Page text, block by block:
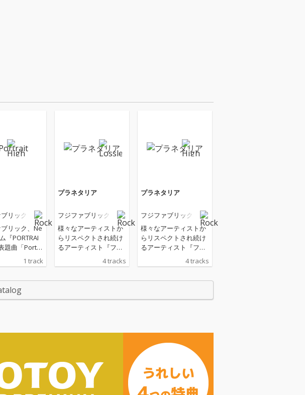
リック
リック、Ne
『PORTRAI
題曲「Portra
1 track
プラネタリア
フジファブリック
様々なアーティストか
らリスペクトされ続け
るアーティスト『フジ
ファブリック』。2月
からは3作連続の配信
WEB漫画『新しい上司
4 tracks
プラネタリア
フジファブリック
様々なアーティストか
らリスペクトされ続け
るアーティスト『フジ
ファブリック』。2月
からは3作連続の配信
WEB漫画『新しい上司
はど天然』のアニメ化
第1弾OPテーマ。
4 tracks